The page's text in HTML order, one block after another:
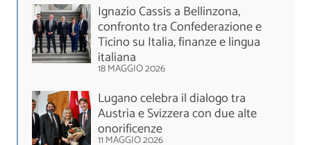
Ignazio Cassis a Bellinzona,
confronto tra Confederazione e
Ticino su Italia, finanze e lingua
italiana
18 MAGGIO 2026
Lugano celebra il dialogo tra
Austria e Svizzera con due alte
onorificenze
11 MAGGIO 2026